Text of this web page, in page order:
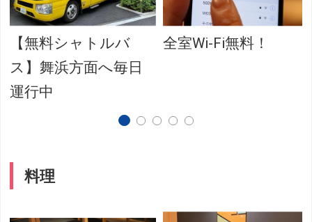
【無料シャトルバ
ス】舞浜方面へ毎日
運行中
全室Wi-Fi無料！
料理